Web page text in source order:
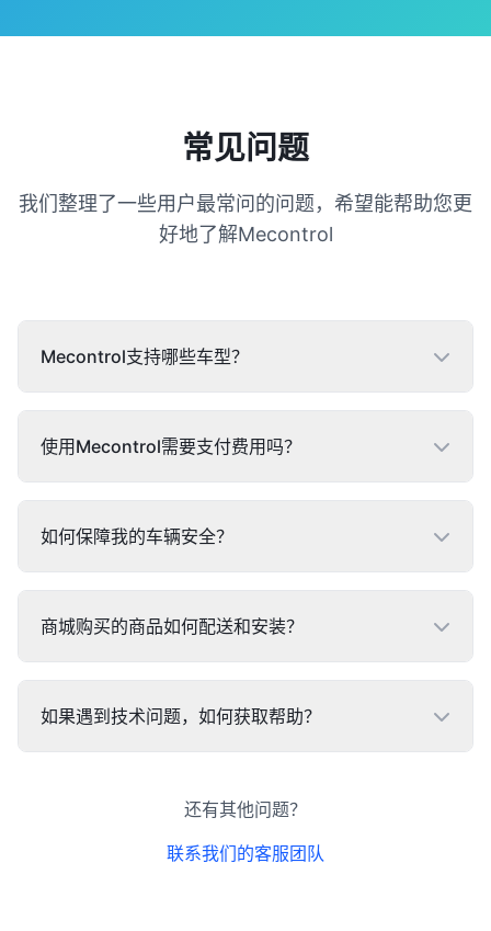
常见问题
我们整理了一些用户最常问的问题，希望能帮助您更
好地了解Mecontrol
Mecontrol支持哪些车型？
使用Mecontrol需要支付费用吗？
如何保障我的车辆安全？
商城购买的商品如何配送和安装？
如果遇到技术问题，如何获取帮助？
还有其他问题？
联系我们的客服团队